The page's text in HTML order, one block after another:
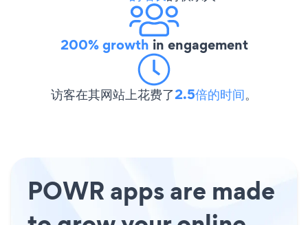
200% growth in engagement
访客在其网站上花费了2.5倍的时间。
POWR apps are made